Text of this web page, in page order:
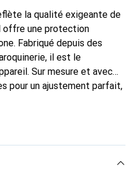
la qualité exigeante de
offre une protection
Fabriqué depuis des
il est le
Sur mesure et avec
pour un ajustement parfait,
est reconnue
pour le client exigeant.